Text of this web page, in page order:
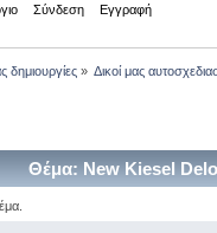
Σύνδεση Εγγραφή
δημιουργίες» Δικοί μας
Θέμα: New Kiesel